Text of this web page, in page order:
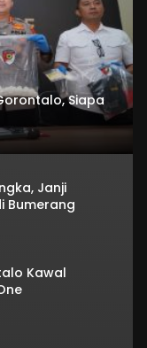
Siapa
Janji
Bumerang
Kawal